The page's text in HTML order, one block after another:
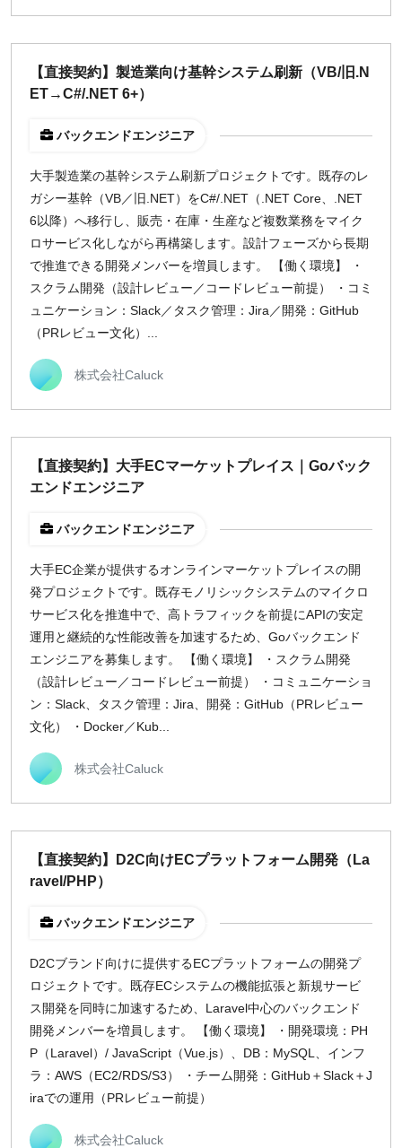
【直接契約】製造業向け基幹システム刷新（VB/旧.N
ET→C#/.NET 6+）
バックエンドエンジニア
大手製造業の基幹システム刷新プロジェクトです。既存のレ
ガシー基幹（VB／旧.NET）をC#/.NET（.NET Core、.NET
6以降）へ移行し、販売・在庫・生産など複数業務をマイク
ロサービス化しながら再構築します。設計フェーズから長期
で推進できる開発メンバーを増員します。 【働く環境】 ・
スクラム開発（設計レビュー／コードレビュー前提） ・コミ
ュニケーション：Slack／タスク管理：Jira／開発：GitHub
（PRレビュー文化）...
株式会社Caluck
【直接契約】大手ECマーケットプレイス｜Goバック
エンドエンジニア
バックエンドエンジニア
大手EC企業が提供するオンラインマーケットプレイスの開
発プロジェクトです。既存モノリシックシステムのマイクロ
サービス化を推進中で、高トラフィックを前提にAPIの安定
運用と継続的な性能改善を加速するため、Goバックエンド
エンジニアを募集します。 【働く環境】 ・スクラム開発
（設計レビュー／コードレビュー前提） ・コミュニケーショ
ン：Slack、タスク管理：Jira、開発：GitHub（PRレビュー
文化） ・Docker／Kub...
株式会社Caluck
【直接契約】D2C向けECプラットフォーム開発（La
ravel/PHP）
バックエンドエンジニア
D2Cブランド向けに提供するECプラットフォームの開発プ
ロジェクトです。既存ECシステムの機能拡張と新規サービ
ス開発を同時に加速するため、Laravel中心のバックエンド
開発メンバーを増員します。 【働く環境】 ・開発環境：PH
P（Laravel）/ JavaScript（Vue.js）、DB：MySQL、インフ
ラ：AWS（EC2/RDS/S3） ・チーム開発：GitHub＋Slack＋J
iraでの運用（PRレビュー前提）
株式会社Caluck